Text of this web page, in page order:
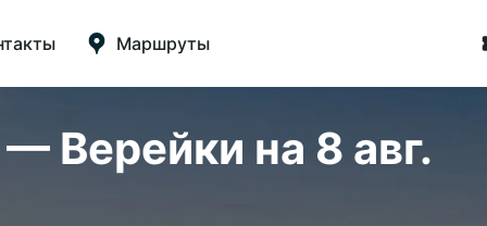
Маршруты
Верейки на 8 авг.